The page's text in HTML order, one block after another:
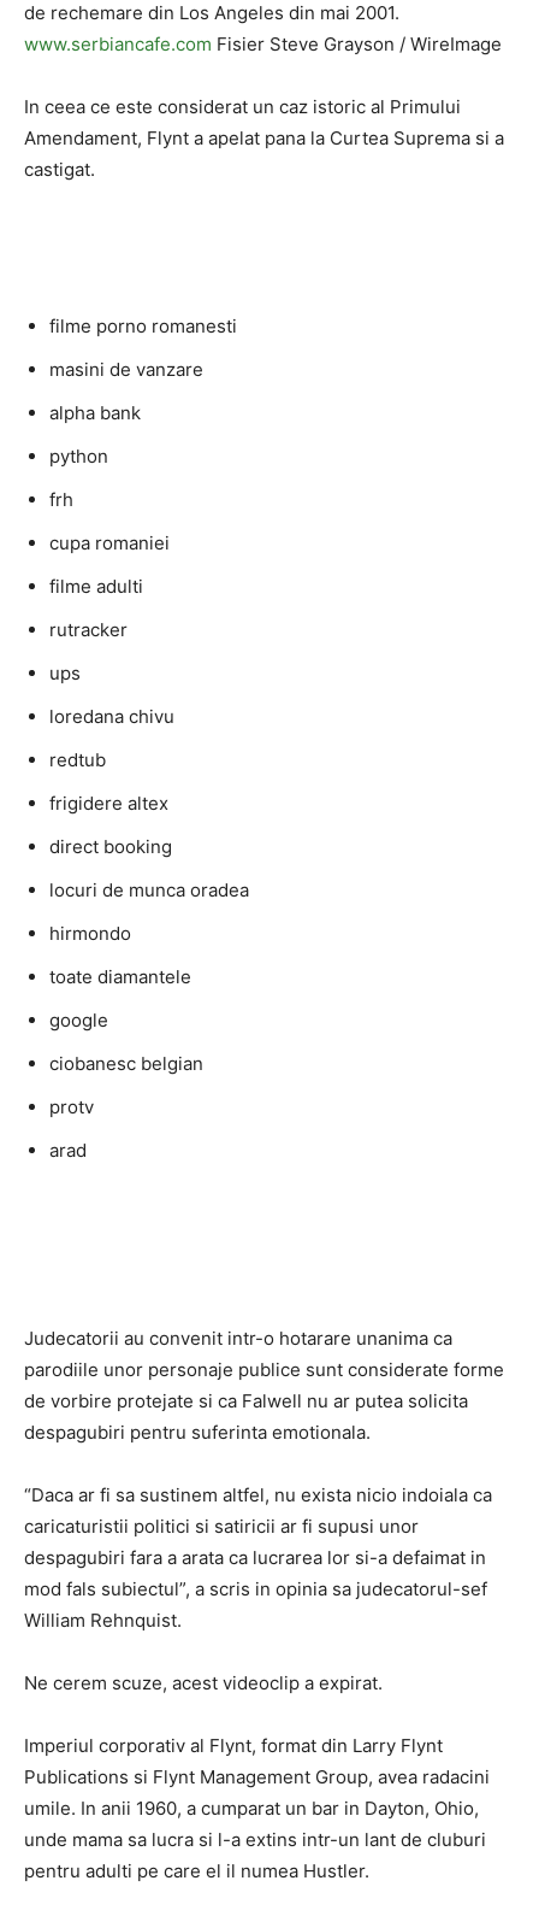
de rechemare din Los Angeles din mai 2001.
www.serbiancafe.com Fisier Steve Grayson / WireImage
In ceea ce este considerat un caz istoric al Primului
Amendament, Flynt a apelat pana la Curtea Suprema si a
castigat.
filme porno romanesti
masini de vanzare
alpha bank
python
frh
cupa romaniei
filme adulti
rutracker
ups
loredana chivu
redtub
frigidere altex
direct booking
locuri de munca oradea
hirmondo
toate diamantele
google
ciobanesc belgian
protv
arad
Judecatorii au convenit intr-o hotarare unanima ca
parodiile unor personaje publice sunt considerate forme
de vorbire protejate si ca Falwell nu ar putea solicita
despagubiri pentru suferinta emotionala.
“Daca ar fi sa sustinem altfel, nu exista nicio indoiala ca
caricaturistii politici si satiricii ar fi supusi unor
despagubiri fara a arata ca lucrarea lor si-a defaimat in
mod fals subiectul”, a scris in opinia sa judecatorul-sef
William Rehnquist.
Ne cerem scuze, acest videoclip a expirat.
Imperiul corporativ al Flynt, format din Larry Flynt
Publications si Flynt Management Group, avea radacini
umile. In anii 1960, a cumparat un bar in Dayton, Ohio,
unde mama sa lucra si l-a extins intr-un lant de cluburi
pentru adulti pe care el il numea Hustler.